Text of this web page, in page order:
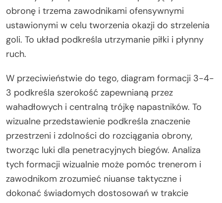
obronę i trzema zawodnikami ofensywnymi
ustawionymi w celu tworzenia okazji do strzelenia
goli. To układ podkreśla utrzymanie piłki i płynny
ruch.
W przeciwieństwie do tego, diagram formacji 3-4-
3 podkreśla szerokość zapewnianą przez
wahadłowych i centralną trójkę napastników. To
wizualne przedstawienie podkreśla znaczenie
przestrzeni i zdolności do rozciągania obrony,
tworząc luki dla penetracyjnych biegów. Analiza
tych formacji wizualnie może pomóc trenerom i
zawodnikom zrozumieć niuanse taktyczne i
dokonać świadomych dostosowań w trakcie